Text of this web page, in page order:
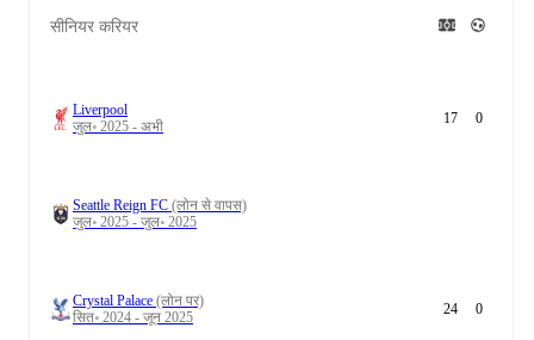
सीनियर करियर
Liverpool
जुल॰ 2025 - अभी
17 0
Seattle Reign FC (लोन से वापस)
जुल॰ 2025 - जुल॰ 2025
Crystal Palace (लोन पर)
सित॰ 2024 - जून 2025
24 0